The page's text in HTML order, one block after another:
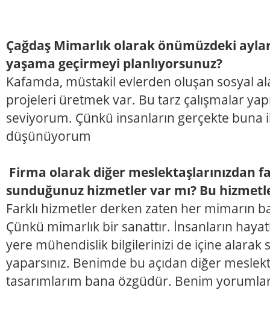
Çağdaş Mimarlık olarak önümüzdeki
yaşama geçirmeyi planlıyorsunuz?
Kafamda, müstakil evlerden oluşan sosyal
projeleri üretmek var. Bu tarz çalışmalar
seviyorum. Çünkü insanların gerçekte buna
düşünüyorum
Firma olarak diğer meslektaşlarınızdan
sunduğunuz hizmetler var mı? Bu
Farklı hizmetler derken zaten her mimarın
Çünkü mimarlık bir sanattır. İnsanların
yere mühendislik bilgilerinizi de içine alarak
yaparsınız. Benimde bu açıdan diğer
tasarımlarım bana özgüdür. Benim